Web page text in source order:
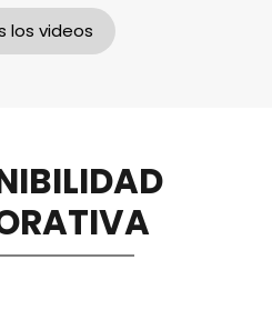
los videos